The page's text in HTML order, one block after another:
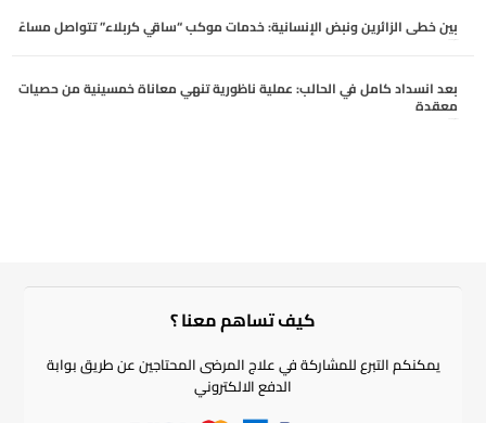
بين خطى الزائرين ونبض الإنسانية: خدمات موكب “ساقي كربلاء” تتواصل مساءً
أغسطس 3, 2026
بعد انسداد كامل في الحالب: عملية ناظورية تنهي معاناة خمسينية من حصيات
معقدة
أغسطس 3, 2026
كيف تساهم معنا ؟​
يمكنكم التبرع للمشاركة في علاج المرضى المحتاجين عن طريق بوابة
الدفع الالكتروني